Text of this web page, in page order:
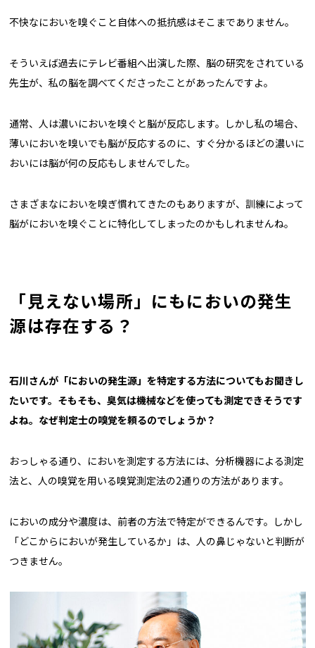
不快なにおいを嗅ぐこと自体への抵抗感はそこまでありません。
そういえば過去にテレビ番組へ出演した際、脳の研究をされている
先生が、私の脳を調べてくださったことがあったんですよ。
通常、人は濃いにおいを嗅ぐと脳が反応します。しかし私の場合、
薄いにおいを嗅いでも脳が反応するのに、すぐ分かるほどの濃いに
おいには脳が何の反応もしませんでした。
さまざまなにおいを嗅ぎ慣れてきたのもありますが、訓練によって
脳がにおいを嗅ぐことに特化してしまったのかもしれませんね。
「見えない場所」にもにおいの発生
源は存在する？
――石川さんが「においの発生源」を特定する方法についてもお聞きし
たいです。そもそも、臭気は機械などを使っても測定できそうです
よね。なぜ判定士の嗅覚を頼るのでしょうか？
おっしゃる通り、においを測定する方法には、分析機器による測定
法と、人の嗅覚を用いる嗅覚測定法の2通りの方法があります。
においの成分や濃度は、前者の方法で特定ができるんです。しかし
「どこからにおいが発生しているか」は、人の鼻じゃないと判断が
つきません。